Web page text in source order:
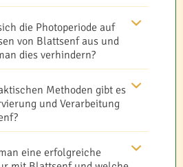
die Photoperiode auf
von Blattsenf aus und
dies verhindern?
Methoden gibt es
und Verarbeitung
eine erfolgreiche